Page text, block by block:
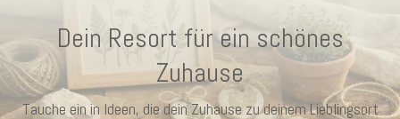
Dein Resort für ein schönes
Zuhause
Tauche ein in Ideen, die dein Zuhause zu deinem Lieblingsort